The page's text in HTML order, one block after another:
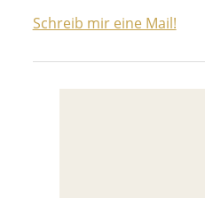
Schreib mir eine Mail!